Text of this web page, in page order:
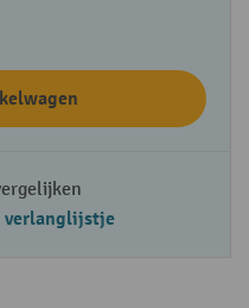
verlanglijstje